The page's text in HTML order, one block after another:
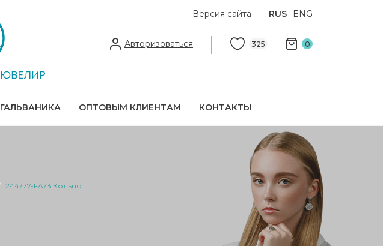
Версия сайта RUS ENG
Авторизоваться 325 0
ГАЛЬВАНИКА ОПТОВЫМ КЛИЕНТАМ КОНТАКТЫ
244777-FA73 Кольцо